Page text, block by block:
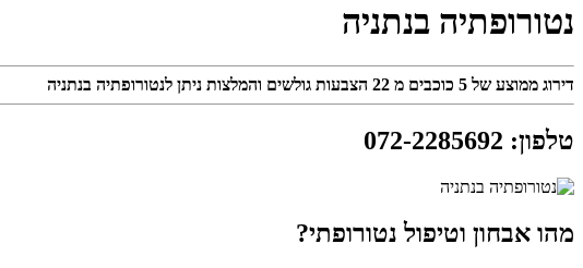
נטורופתיה בנתניה
דירוג ממוצע של 5 כוכבים מ 22 הצבעות גולשים והמלצות ניתן לנטורופתיה בנתניה
טלפון:
072-2285692
מהו אבחון וטיפול נטורופתי?